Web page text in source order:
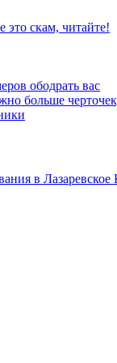
скам, читайте!
ободрать вас
больше
в Лазаревское